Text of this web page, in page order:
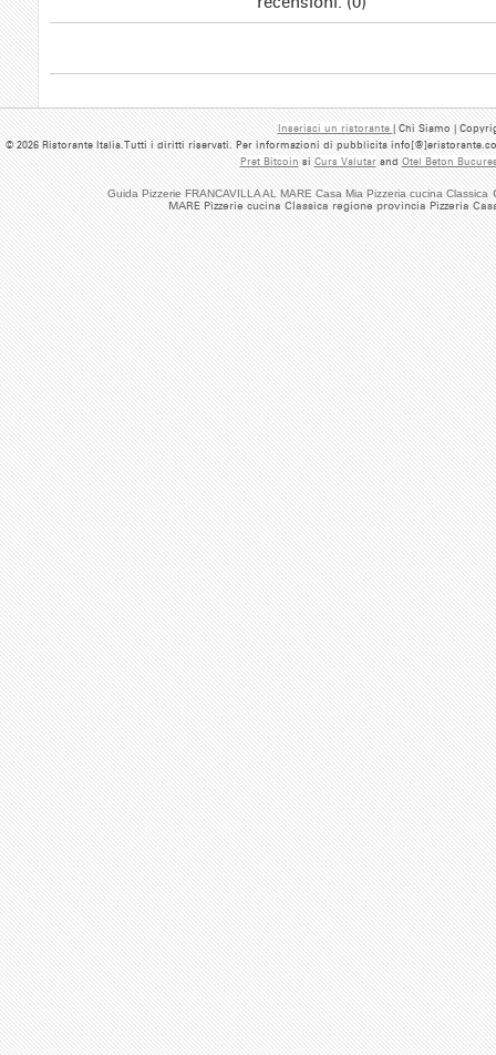
Guida Pizzerie FRANCAVILLA AL MARE Casa Mia Pizzeria cucina Classica
MARE Pizzerie cucina Classica regione provincia Pizzeria
Inserisci un ristorante | Chi Siamo |
© 2026 Ristorante Italia.Tutti i diritti riservati. Per informazioni di pubblicita
Pret BitcoinsiCurs ValutarandOtel Beton